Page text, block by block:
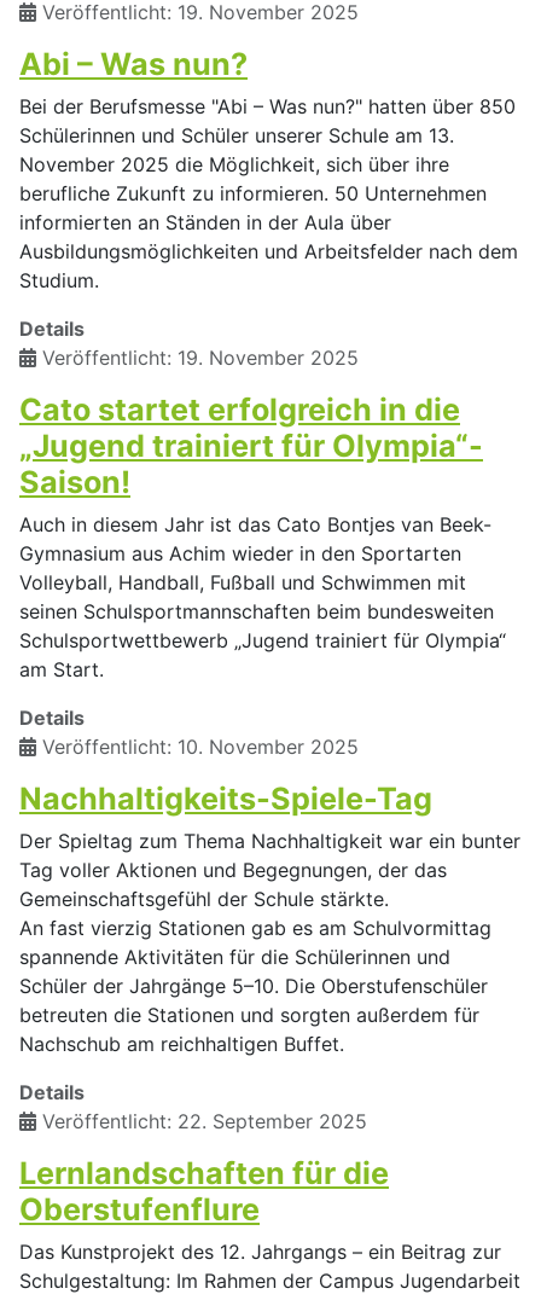
Veröffentlicht: 19. November 2025
Abi – Was nun?
Bei der Berufsmesse "Abi – Was nun?" hatten über 850
Schülerinnen und Schüler unserer Schule am 13.
November 2025 die Möglichkeit, sich über ihre
berufliche Zukunft zu informieren. 50 Unternehmen
informierten an Ständen in der Aula über
Ausbildungsmöglichkeiten und Arbeitsfelder nach dem
Studium.
Details
Veröffentlicht: 19. November 2025
Cato startet erfolgreich in die
„Jugend trainiert für Olympia“-
Saison!
Auch in diesem Jahr ist das Cato Bontjes van Beek-
Gymnasium aus Achim wieder in den Sportarten
Volleyball, Handball, Fußball und Schwimmen mit
seinen Schulsportmannschaften beim bundesweiten
Schulsportwettbewerb „Jugend trainiert für Olympia“
am Start.
Details
Veröffentlicht: 10. November 2025
Nachhaltigkeits-Spiele-Tag
Der Spieltag zum Thema Nachhaltigkeit war ein bunter
Tag voller Aktionen und Begegnungen, der das
Gemeinschaftsgefühl der Schule stärkte.
An fast vierzig Stationen gab es am Schulvormittag
spannende Aktivitäten für die Schülerinnen und
Schüler der Jahrgänge 5–10. Die Oberstufenschüler
betreuten die Stationen und sorgten außerdem für
Nachschub am reichhaltigen Buffet.
Details
Veröffentlicht: 22. September 2025
Lernlandschaften für die
Oberstufenflure
Das Kunstprojekt des 12. Jahrgangs – ein Beitrag zur
Schulgestaltung: Im Rahmen der Campus Jugendarbeit